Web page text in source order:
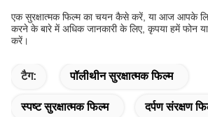
एक सुरक्षात्मक फिल्म का चयन कैसे करें, या आज आपके
करने के बारे में अधिक जानकारी के लिए, कृपया हमें फोन
करें।
टैग: पॉलीथीन सुरक्षात्मक फिल्म
स्पष्ट सुरक्षात्मक फिल्म दर्पण संरक्षण